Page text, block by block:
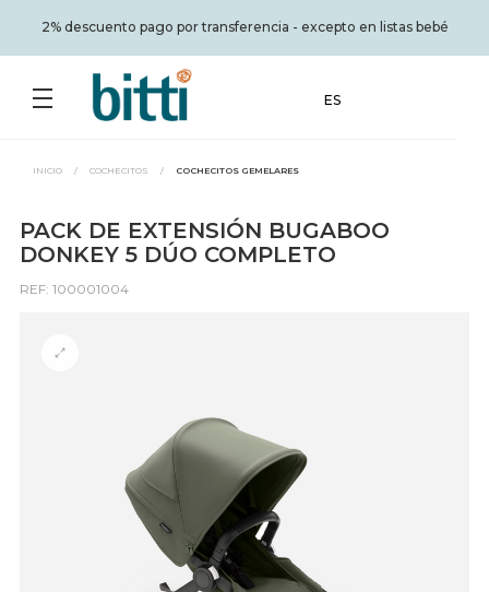
2% descuento pago por transferencia - excepto en listas bebé
ES
INICIO / COCHECITOS / COCHECITOS GEMELARES
PACK DE EXTENSIÓN BUGABOO
DONKEY 5 DÚO COMPLETO
REF: 100001004